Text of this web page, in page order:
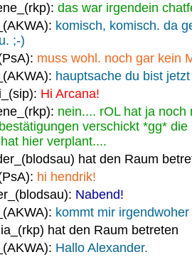
das war irgendein
komisch, komisch. da
;-)
muss wohl. noch gar kein
hauptsache du bist
Hi Arcana!
nein.... rOL hat ja noch
verschickt *gg*
hier verplant....
hat den Raum
hi hendrik!
Nabend!
kommt mir
hat den Raum betreten
Hallo Alexander.